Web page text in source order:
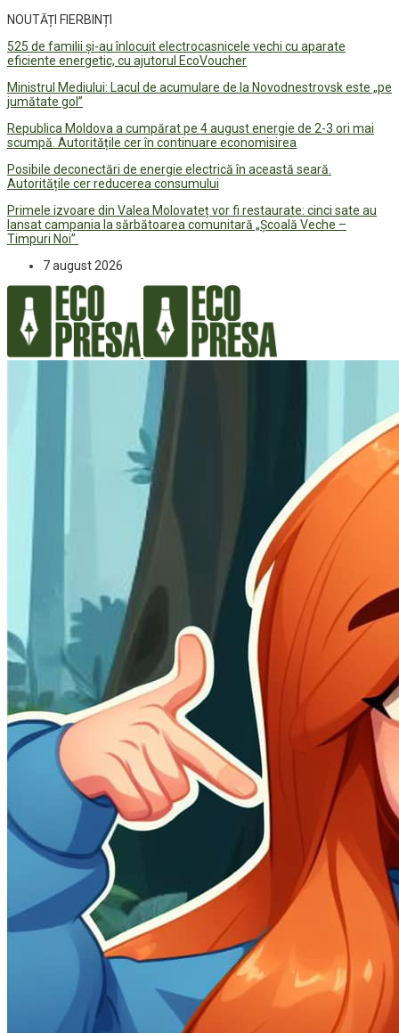
NOUTĂȚI FIERBINȚI
525 de familii și-au înlocuit electrocasnicele vechi cu aparate
eficiente energetic, cu ajutorul EcoVoucher
Ministrul Mediului: Lacul de acumulare de la Novodnestrovsk este „pe
jumătate gol”
Republica Moldova a cumpărat pe 4 august energie de 2-3 ori mai
scumpă. Autoritățile cer în continuare economisirea
Posibile deconectări de energie electrică în această seară.
Autoritățile cer reducerea consumului
Primele izvoare din Valea Molovateț vor fi restaurate: cinci sate au
lansat campania la sărbătoarea comunitară „Școală Veche –
Timpuri Noi”
7 august 2026